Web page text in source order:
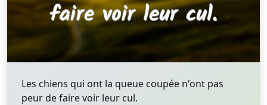
Les chiens qui ont la queue coupée n'ont pas
peur de faire voir leur cul.